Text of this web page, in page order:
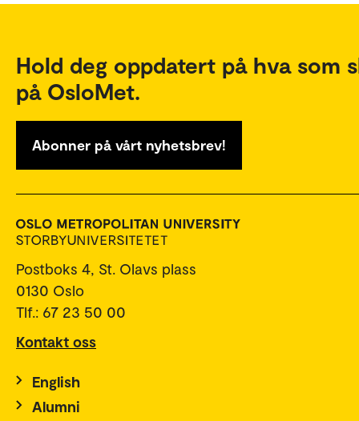
Hold deg oppdatert på hva som
på OsloMet.
Abonner på vårt nyhetsbrev!
Postboks 4, St. Olavs plass
0130 Oslo
Tlf.: 67 23 50 00
Kontakt oss
English
Alumni